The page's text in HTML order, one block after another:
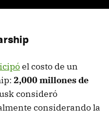
el costo de un
2,000 millones de
consideró
considerando la